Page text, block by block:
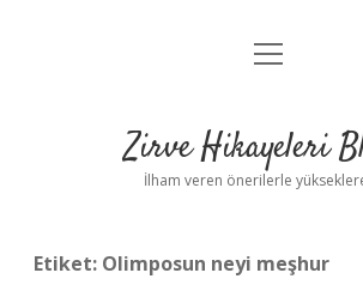
Anasayfa
Yasal Uyarı
menüyü
Zirve Hikayeleri
İlham veren önerilerle
Etiket: Olimposun neyi meşhur